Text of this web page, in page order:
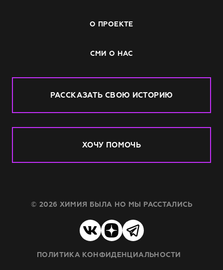
О ПРОЕКТЕ
СМИ О НАС
РАССКАЗАТЬ СВОЮ ИСТОРИЮ
ХОЧУ ПОМОЧЬ
© 2026 ХИМИЯ БЫЛА НО МЫ РАССТАЛИСЬ
ПОЛИТИКА КОНФИДЕНЦИАЛЬНОСТИ